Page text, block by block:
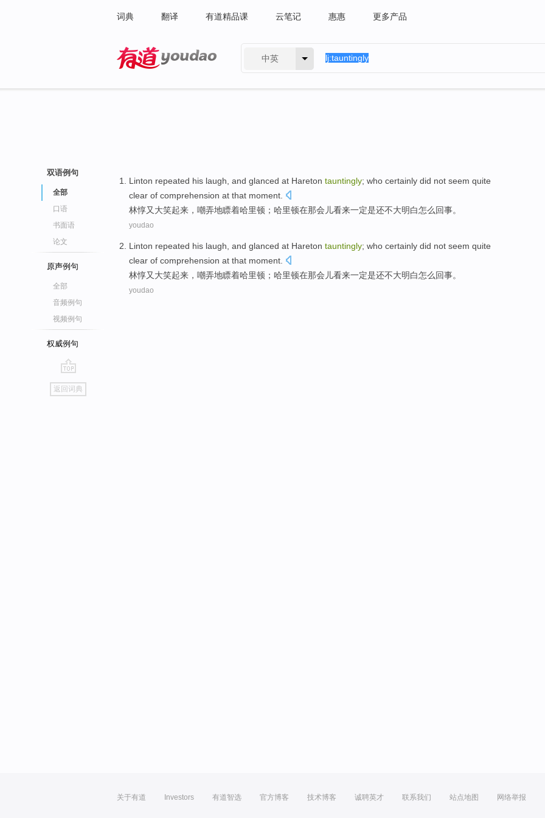
词典 翻译 有道精品课 云笔记 惠惠 更多产品
中英
双语例句
全部
口语
书面语
论文
原声例句
全部
音频例句
视频例句
权威例句
go
top
返回词典
Linton repeated his laugh , and glanced at Hareton tauntingly; who certainly did not seem quite
clear of comprehension at that moment.
林惇又 大笑起来，嘲弄地瞟着哈里顿；哈里顿在那会儿看来一定是还不大明白怎么回事。
youdao
Linton repeated his laugh , and glanced at Hareton tauntingly; who certainly did not seem quite
clear of comprehension at that moment.
林惇又 大笑起来，嘲弄地瞟着哈里顿；哈里顿在那会儿看来一定是还不大明白怎么回事。
youdao
关于有道 Investors 有道智选 官方博客 技术博客 诚聘英才 联系我们 站点地图 网络举报